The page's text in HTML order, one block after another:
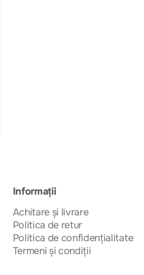
Informații
Achitare și livrare
Politica de retur
Politica de confidențialitate
Termeni și condiții